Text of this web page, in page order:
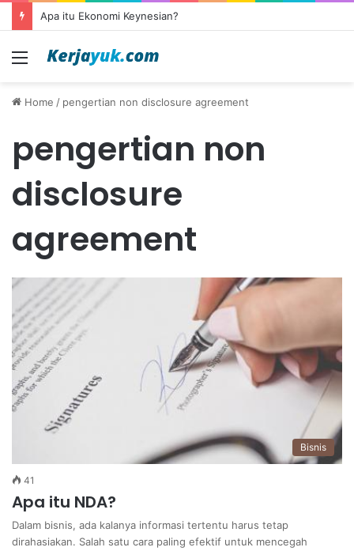
Apa itu Ekonomi Keynesian?
Menu
Home / pengertian non disclosure agreement
pengertian non
disclosure
agreement
Bisnis
41
Apa itu NDA?
Dalam bisnis, ada kalanya informasi tertentu harus tetap
dirahasiakan. Salah satu cara paling efektif untuk mencegah